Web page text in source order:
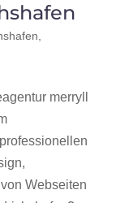
merryll
Webseiten